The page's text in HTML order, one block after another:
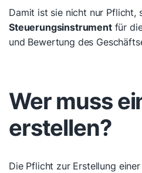
Damit ist sie nicht nur Pflicht,
Steuerungsinstrumentfür
und Bewertung des
Wer muss
erstellen?
Die Pflicht zur Erstellung